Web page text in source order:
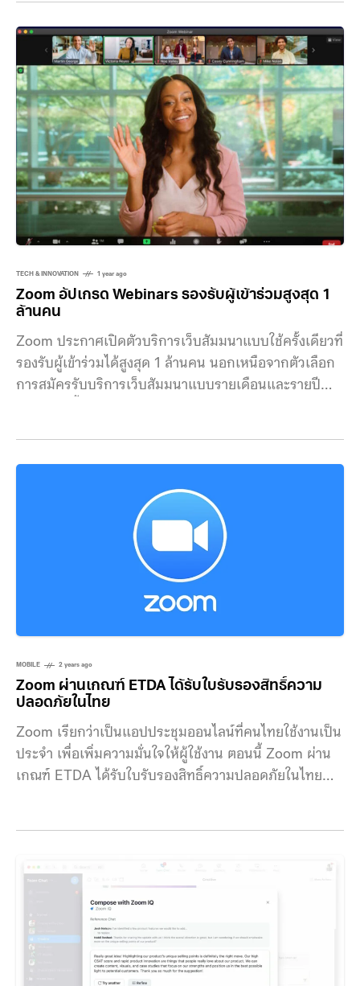
ทาง Chris Park พนักงานของ X เผยว่า ตอนนี้ทางบริษัท
กำลังทดสอบเครื่องมือภายใน ในโพสต์บน X แสดงให้เห็น
ภาพหน้าจอและคำอธิบายเครื่องมือของ
TECH & INNOVATION 1 year ago
Zoom อัปเกรด Webinars รองรับผู้เข้าร่วมสูงสุด 1
ล้านคน
Zoom ประกาศเปิดตัวบริการเว็บสัมมนาแบบใช้ครั้งเดียวที่
รองรับผู้เข้าร่วมได้สูงสุด 1 ล้านคน นอกเหนือจากตัวเลือก
การสมัครรับบริการเว็บสัมมนาแบบรายเดือนและรายปี
10,000, 50,000, 100,000, 250,000, 500,000 และ
1 ล้านคนได้ พร้อมกับการสนับสนุนจากทีมบริการอีเวนต์
ของ Zoom เพื่อให้แน่ใจว่าผู้จัดงานจะมอบประสบการณ์ที่
เป็นมืออาชีพและน่าดึงดูด Zoom Webinars เพิ่มขีดความ
สามารถที่ยืดหยุ่นและความน่าเชื่อถือบนโลกของกิจกรรม
เสมือนจริง ดังนี้ ข้อเสนอการสัมมนาผ่านเว็บแบบใช้ครั้ง
เดียวของ Zoom จะช่วยเปลี่ยนแปลงวิธีการสื่อสารในระดับ
https://www.globenewswire.com/news-
release/2024/08/19/2932142/0/en/Zoom-unveils-
groundbreaking-1-million-attendee-capability-for-
Zoom-Webinars.html
MOBILE 2 years ago
Zoom ผ่านเกณฑ์ ETDA ได้รับใบรับรองสิทธิ์ความ
ปลอดภัยในไทย
Zoom เรียกว่าเป็นแอปประชุมออนไลน์ที่คนไทยใช้งานเป็น
ประจำ เพื่อเพิ่มความมั่นใจให้ผู้ใช้งาน ตอนนี้ Zoom ผ่าน
เกณฑ์ ETDA ได้รับใบรับรองสิทธิ์ความปลอดภัยในไทย
อิเล็กทรอนิกส์ (ETDA) ซึ่งเป็นองค์กรสาธารณะที่มีหน้าที่
กำกับดูแลสนับสนุนการให้บริการดิจิทัลในประเทศไทย
และพัฒนามาตรฐานที่มีความน่าเชื่อถือและปลอดภัย โดย
Zoomได้รับการประเมินจาก ETDA ว่า ปฏิบัติตาม
มาตรฐานความปลอดภัยตามประกาศกระทรวงดิจิทัลเพื่อ
เศรษฐกิจและสังคม ด้านมาตรฐานการรักษาความ